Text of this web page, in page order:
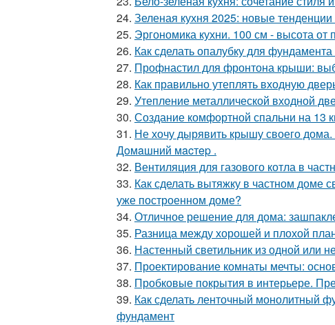
24. Зеленая кухня 2025: новые
25. Эргономика кухни. 100 см - высота
26. Как сделать опалубку для
27. Профнастил для фронтона крыши:
28. Как правильно утеплять входную
29. Утепление металлической входной
30. Создание комфортной спальни на 13
31. Не хочу дырявить крышу своего
Дoмaшний мacтep .
32. Вентиляция для газового котла в
33. Как сделать вытяжку в частном доме
уже построенном доме?
34. Отличное решение для дома:
35. Разница между хорошей и плохой
36. Настенный светильник из одной или
37. Проектирование комнаты мечты:
38. Пробковые покрытия в интерьере.
39. Как сделать ленточный монолитный
фундамент